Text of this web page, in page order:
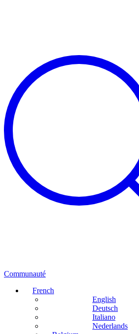
Communauté
French
English
Deutsch
Italiano
Nederlands